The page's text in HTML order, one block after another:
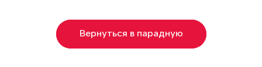
Вернуться в парадную